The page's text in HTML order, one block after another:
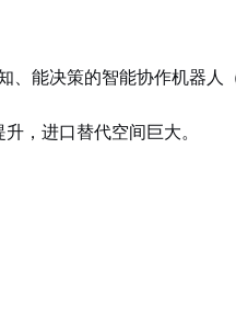
、能决策的智能协作机器
，进口替代空间巨大。